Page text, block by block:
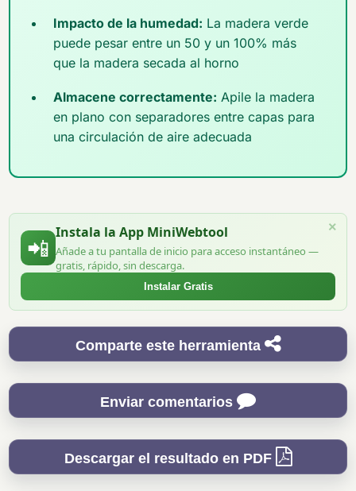
Impacto de la humedad: La madera verde
puede pesar entre un 50 y un 100% más
que la madera secada al horno
Almacene correctamente: Apile la madera
en plano con separadores entre capas para
una circulación de aire adecuada
📲
Instala la App MiniWebtool
Añade a tu pantalla de inicio para acceso instantáneo —
gratis, rápido, sin descarga.
Instalar Gratis
×
Comparte este herramienta
Enviar comentarios
Descargar el resultado en PDF